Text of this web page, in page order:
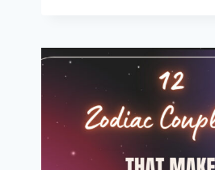
UN
HOMBRE
SE
ENAMORA
UNA